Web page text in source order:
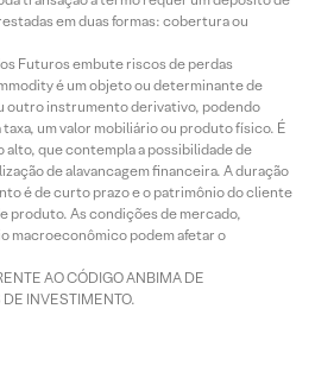
em duas formas: cobertura ou
Futuros embute riscos de perdas
é um objeto ou determinante de
outro instrumento derivativo, podendo
um valor mobiliário ou produto físico. É
que contempla a possibilidade de
de alavancagem financeira. A duração
é de curto prazo e o patrimônio do cliente
produto. As condições de mercado,
macroeconômico podem afetar o
AO CÓDIGO ANBIMA DE
DE INVESTIMENTO.